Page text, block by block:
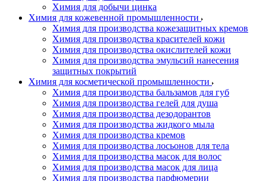
Химия для добычи цинка
Химия для кожевенной промышленности
Химия для производства кожезащитных кремов
Химия для производства красителей кожи
Химия для производства окислителей кожи
Химия для производства эмульсий нанесения
защитных покрытий
Химия для косметической промышленности
Химия для производства бальзамов для губ
Химия для производства гелей для душа
Химия для производства дезодорантов
Химия для производства жидкого мыла
Химия для производства кремов
Химия для производства лосьонов для тела
Химия для производства масок для волос
Химия для производства масок для лица
Химия для производства парфюмерии